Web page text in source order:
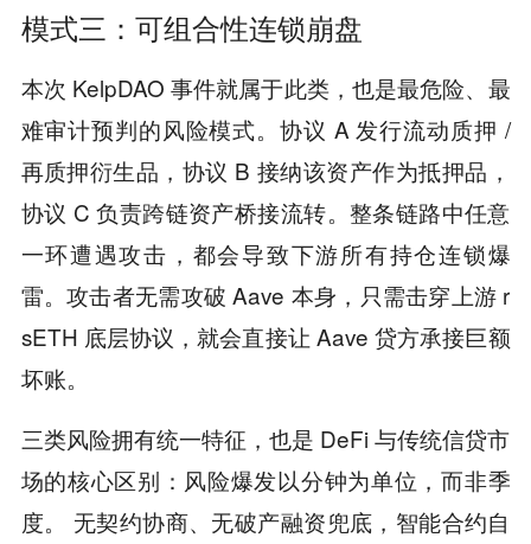
模式三：可组合性连锁崩盘
本次 KelpDAO 事件就属于此类，也是最危险、最
难审计预判的风险模式。协议 A 发行流动质押 /
再质押衍生品，协议 B 接纳该资产作为抵押品，
协议 C 负责跨链资产桥接流转。整条链路中任意
一环遭遇攻击，都会导致下游所有持仓连锁爆
雷。攻击者无需攻破 Aave 本身，只需击穿上游 r
sETH 底层协议，就会直接让 Aave 贷方承接巨额
坏账。
三类风险拥有统一特征，也是 DeFi 与传统信贷市
场的核心区别：风险爆发以分钟为单位，而非季
度。 无契约协商、无破产融资兜底，智能合约自